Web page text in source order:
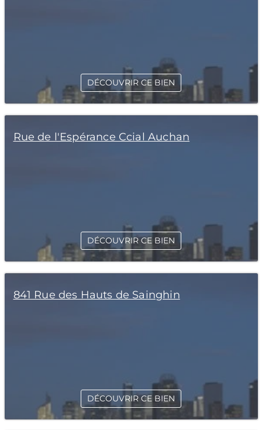
DÉCOUVRIR CE BIEN
Rue de l'Espérance Ccial Auchan
DÉCOUVRIR CE BIEN
841 Rue des Hauts de Sainghin
DÉCOUVRIR CE BIEN